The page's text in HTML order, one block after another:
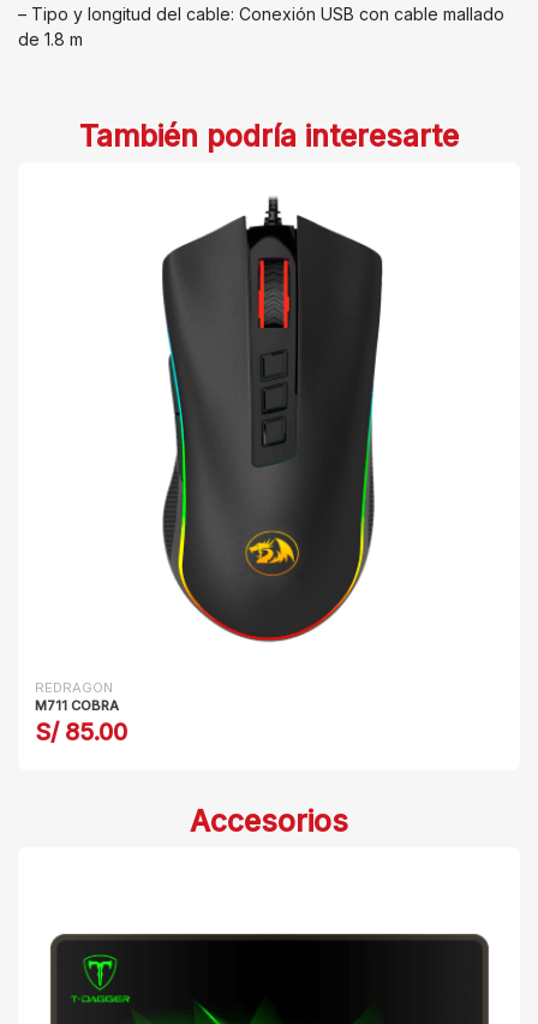
– Tipo y longitud del cable: Conexión USB con cable mallado
de 1.8 m
También podría interesarte
REDRAGON
M711 COBRA
S/ 85.00
Accesorios